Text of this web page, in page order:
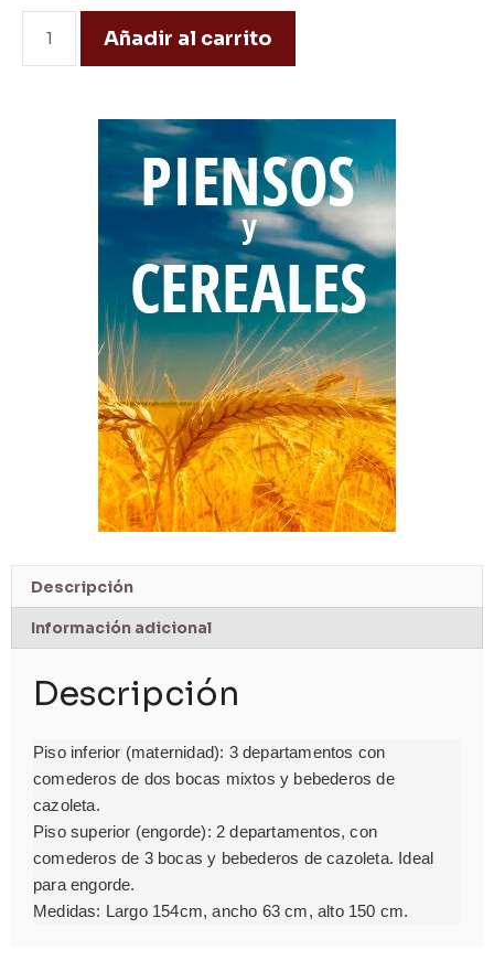
Añadir al carrito
Descripción
Información adicional
Descripción
Piso inferior (maternidad): 3 departamentos con
comederos de dos bocas mixtos y bebederos de
cazoleta.
Piso superior (engorde): 2 departamentos, con
comederos de 3 bocas y bebederos de cazoleta. Ideal
para engorde.
Medidas: Largo 154cm, ancho 63 cm, alto 150 cm.